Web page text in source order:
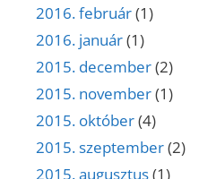
2016. február(1)
2016. január(1)
2015. december(2)
2015. november(1)
2015. október(4)
2015. szeptember(2)
2015. augusztus(1)